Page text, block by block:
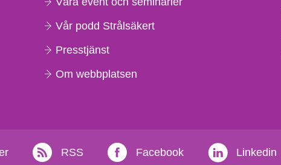
Vår podd Strålsäkert
Presstjänst
Om webbplatsen
RSS Facebook Linkedin